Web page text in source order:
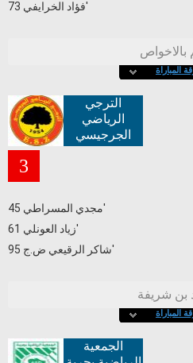
فؤاد الخرايفي 73'
بالاخواص
المباراة
الترجي
الرياضي
الجرجيسي
3
مجدي المسراطي 45'
زياد العونلي 61'
شاكر الرقيعي ض.ج 95'
بن شريفة
المباراة
الجمعية